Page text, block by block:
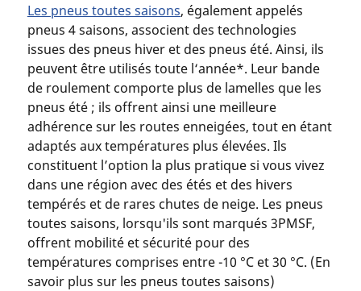
Les pneus toutes saisons, également appelés
pneus 4 saisons, associent des technologies
issues des pneus hiver et des pneus été. Ainsi, ils
peuvent être utilisés toute l‘année*. Leur bande
de roulement comporte plus de lamelles que les
pneus été ; ils offrent ainsi une meilleure
adhérence sur les routes enneigées, tout en étant
adaptés aux températures plus élevées. Ils
constituent l’option la plus pratique si vous vivez
dans une région avec des étés et des hivers
tempérés et de rares chutes de neige. Les pneus
toutes saisons, lorsqu'ils sont marqués 3PMSF,
offrent mobilité et sécurité pour des
températures comprises entre -10 °C et 30 °C. (En
savoir plus sur les pneus toutes saisons)